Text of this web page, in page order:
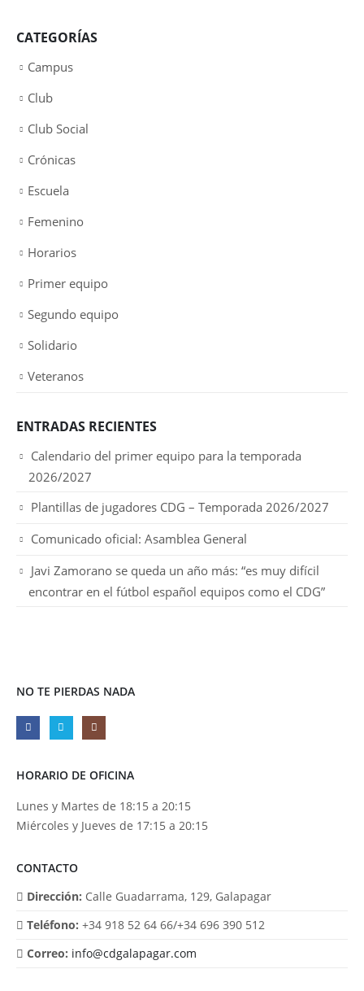
CATEGORÍAS
Campus
Club
Club Social
Crónicas
Escuela
Femenino
Horarios
Primer equipo
Segundo equipo
Solidario
Veteranos
ENTRADAS RECIENTES
Calendario del primer equipo para la temporada
2026/2027
Plantillas de jugadores CDG – Temporada 2026/2027
Comunicado oficial: Asamblea General
Javi Zamorano se queda un año más: “es muy difícil
encontrar en el fútbol español equipos como el CDG”
NO TE PIERDAS NADA
HORARIO DE OFICINA
Lunes y Martes de 18:15 a 20:15
Miércoles y Jueves de 17:15 a 20:15
CONTACTO
Dirección: Calle Guadarrama, 129, Galapagar
Teléfono: +34 918 52 64 66/+34 696 390 512
Correo: info@cdgalapagar.com